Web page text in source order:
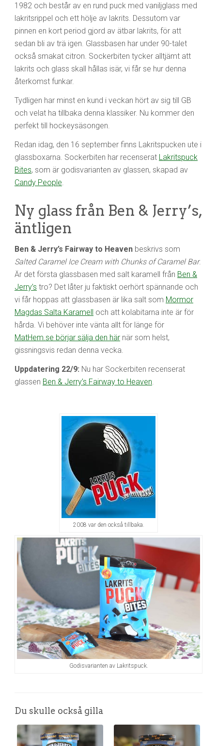
1982 och består av en rund puck med vaniljglass med
lakritsrippel och ett hölje av lakrits. Dessutom var
pinnen en kort period gjord av ätbar lakrits, för att
sedan bli av trä igen. Glassbasen har under 90-talet
också smakat citron. Sockerbiten tycker alltjämt att
lakrits och glass skall hållas isär, vi får se hur denna
återkomst funkar.
Tydligen har minst en kund i veckan hört av sig till GB
och velat ha tillbaka denna klassiker. Nu kommer den
perfekt till hockeysäsongen.
Redan idag, den 16 september finns Lakritspucken ute i
glassboxarna. Sockerbiten har recenserat Lakritspuck
Bites, som är godisvarianten av glassen, skapad av
Candy People
Ny glass från Ben & Jerry’s,
äntligen
Ben & Jerry’s Fairway to Heaven beskrivs som
Salted Caramel Ice Cream with Chunks of Caramel Bar.
Är det första glassbasen med salt karamell från Ben &
Jerry’s tro? Det låter ju faktiskt oerhört spännande och
vi får hoppas att glassbasen är lika salt som Mormor
Magdas Salta Karamell och att kolabitarna inte är för
hårda. Vi behöver inte vänta allt för länge för
MatHem.se börjar sälja den här när som helst,
gissningsvis redan denna vecka.
Uppdatering 22/9: Nu har Sockerbiten recenserat
glassen Ben & Jerry’s Fairway to Heaven
2008 var den också tillbaka.
Godisvarianten av Lakritspuck.
Du skulle också gilla